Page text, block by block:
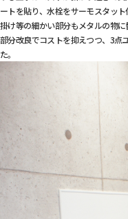
ートを貼り、水栓をサーモスタッ
掛け等の細かい部分もメタルの物
部分改良でコストを抑えつつ、3点
た。